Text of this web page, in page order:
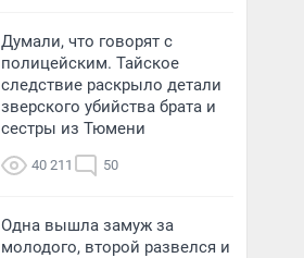
Думали, что говорят с
полицейским. Тайское
следствие раскрыло детали
зверского убийства брата и
сестры из Тюмени
40 211 50
Одна вышла замуж за
молодого, второй развелся и